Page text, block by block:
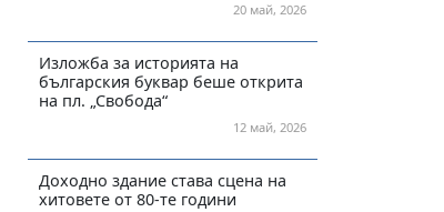
20 май, 2026
Изложба за историята на
българския буквар беше открита
на пл. „Свобода“
12 май, 2026
Доходно здание става сцена на
хитовете от 80-те години